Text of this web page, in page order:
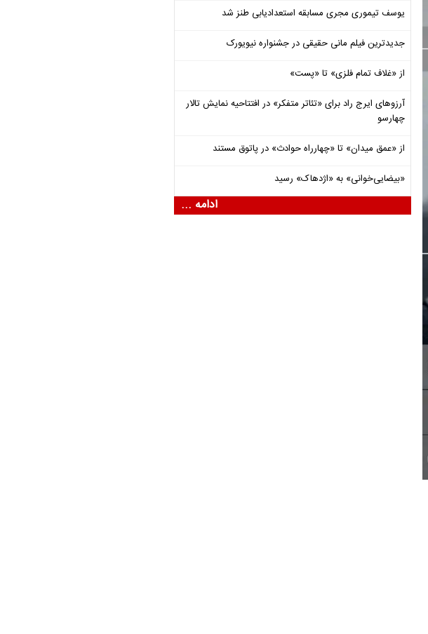
یوسف تیموری مجری مسابقه استعدادیابی طنز شد
جدیدترین فیلم مانی حقیقی در جشنواره نیویورک
از «غلاف تمام فلزی» تا «پست»
آرزوهای ایرج راد برای «تئاتر متفکر» در افتتاحیه نمایش تالار
چهارسو
از «عمق میدان» تا «چهارراه حوادث» در پاتوق مستند
«بیضایی‌خوانی» به «اژدهاک» رسید
ادامه ...